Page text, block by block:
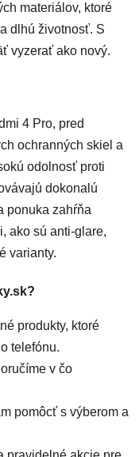
materiálov, ktoré
dlhú životnosť. S
vyzerať ako nový.
4 Pro, pred
ochranných skiel a
odolnosť proti
dokonalú
ponuka zahŕňa
ako sú anti-glare,
varianty.
produkty, ktoré
telefónu.
v čo
pomôcť s výberom a